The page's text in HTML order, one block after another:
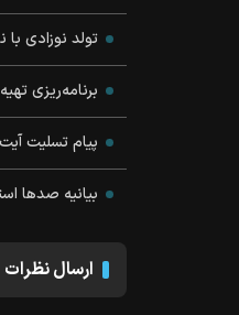
تولد نوزادی با
برنامه‌ریزی
پیام تسلیت
بیانیه صدها
ارسال نظرات